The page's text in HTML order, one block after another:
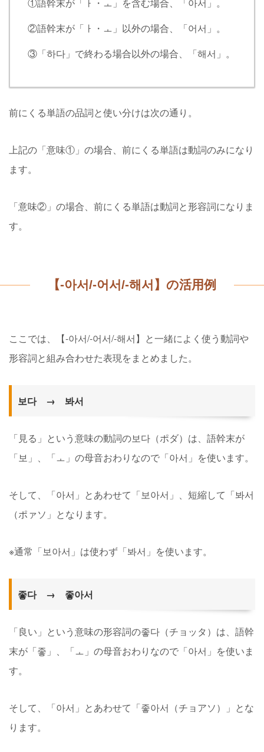
②語幹末が「ㅏ・ㅗ」以外の場合、「어서」。
③「하다」で終わる場合以外の場合、「해서」。
前にくる単語の品詞と使い分けは次の通り。
上記の「意味①」の場合、前にくる単語は動詞のみになり
ます。
「意味②」の場合、前にくる単語は動詞と形容詞になりま
す。
【-아서/-어서/-해서】の活用例
ここでは、【-아서/-어서/-해서】と一緒によく使う動詞や
形容詞と組み合わせた表現をまとめました。
보다 → 봐서
「見る」という意味の動詞の보다（ポダ）は、語幹末が
「보」、「ㅗ」の母音おわりなので「아서」を使います。
そして、「아서」とあわせて「보아서」、短縮して「봐서
（ポァソ」となります。
※通常「보아서」は使わず「봐서」を使います。
좋다 → 좋아서
「良い」という意味の形容詞の좋다（チョッタ）は、語幹
末が「좋」、「ㅗ」の母音おわりなので「아서」を使いま
す。
そして、「아서」とあわせて「좋아서（チョアソ）」とな
ります。